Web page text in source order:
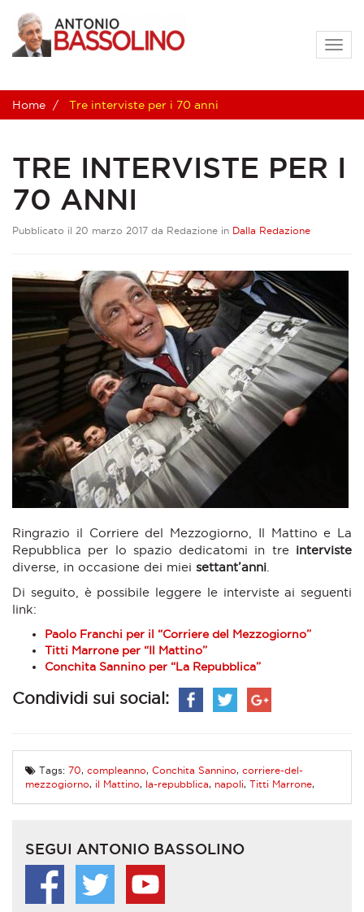
Home Tre interviste per i 70 anni
TRE INTERVISTE PER I
70 ANNI
Pubblicato il 20 marzo 2017 da Redazione in Dalla Redazione
Ringrazio il Corriere del Mezzogiorno, Il Mattino e La
Repubblica per lo spazio dedicatomi in tre interviste
diverse, in occasione dei miei settant’anni
Di seguito, è possibile leggere le interviste ai seguenti
link:
Paolo Franchi per il “Corriere del Mezzogiorno”
Titti Marrone per “Il Mattino”
Conchita Sannino per “La Repubblica”
Condividi sui social:
Tags: 70, compleanno, Conchita Sannino, corriere-del-
mezzogiorno, il Mattino, la-repubblica, napoli, Titti Marrone,
SEGUI ANTONIO BASSOLINO